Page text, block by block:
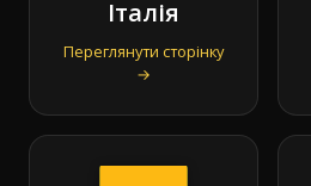
Італія
Переглянути сторінку
→